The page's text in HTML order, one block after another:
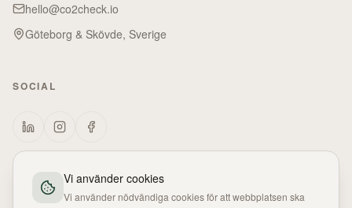
hello@co2check.io
Göteborg & Skövde, Sverige
SOCIAL
Vi använder cookies
Vi använder nödvändiga cookies för att webbplatsen ska